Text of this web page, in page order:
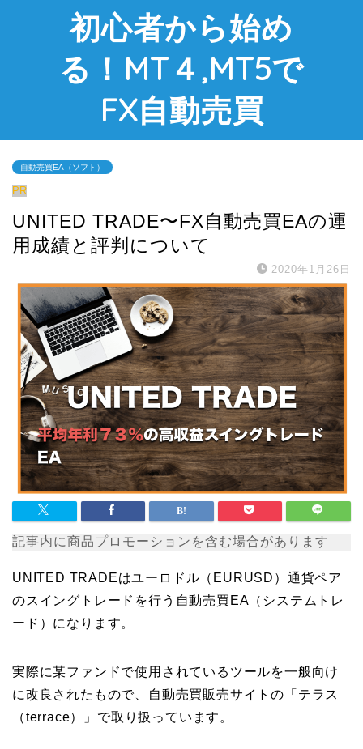
初心者から始め
る！MT４,MT5で
FX自動売買
自動売買EA（ソフト）
PR
UNITED TRADE〜FX自動売買EAの運
用成績と評判について
2020年1月26日
記事内に商品プロモーションを含む場合があります
UNITED TRADEはユーロドル（EURUSD）通貨ペア
のスイングトレードを行う自動売買EA（システムトレ
ード）になります。
実際に某ファンドで使用されているツールを一般向け
に改良されたもので、自動売買販売サイトの「テラス
（terrace）」で取り扱っています。